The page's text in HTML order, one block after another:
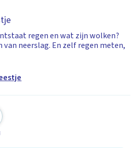
regen en wat zijn wolken?
van neerslag. En zelf regen meten,